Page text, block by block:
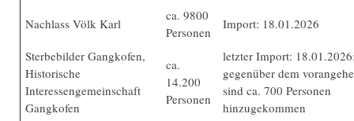
Nachlass Völk Karl
ca. 9800
Personen
Import: 18.01.2026
Sterbebilder Gangkofen,
Historische
Interessengemeinschaft
Gangkofen
ca.
14.200
Personen
letzter Import:
gegenüber dem
sind ca. 700 Personen
hinzugekommen